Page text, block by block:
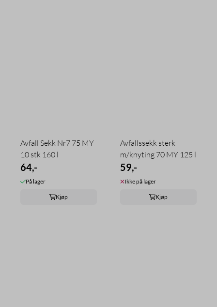
Avfall Sekk Nr7 75 MY
10 stk 160 l
64,-
På lager
Kjøp
Avfallssekk sterk
m/knyting 70 MY 125 l
59,-
Ikke på lager
Kjøp